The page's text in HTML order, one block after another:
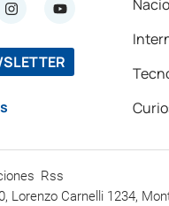
Rss
Lorenzo Carnelli 1234,